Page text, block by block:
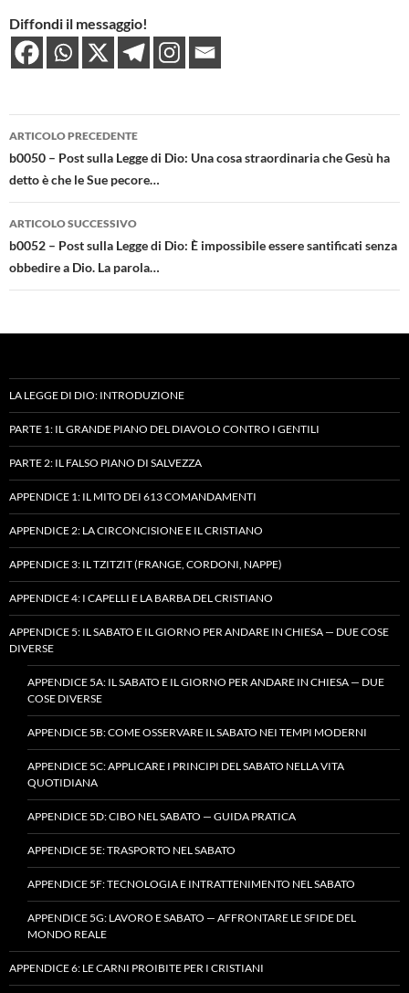
Diffondi il messaggio!
Navigazione
articolo
ARTICOLO PRECEDENTE
b0050 – Post sulla Legge di Dio: Una cosa straordinaria che Gesù ha
detto è che le Sue pecore…
ARTICOLO SUCCESSIVO
b0052 – Post sulla Legge di Dio: È impossibile essere santificati senza
obbedire a Dio. La parola…
LA LEGGE DI DIO: INTRODUZIONE
PARTE 1: IL GRANDE PIANO DEL DIAVOLO CONTRO I GENTILI
PARTE 2: IL FALSO PIANO DI SALVEZZA
APPENDICE 1: IL MITO DEI 613 COMANDAMENTI
APPENDICE 2: LA CIRCONCISIONE E IL CRISTIANO
APPENDICE 3: IL TZITZIT (FRANGE, CORDONI, NAPPE)
APPENDICE 4: I CAPELLI E LA BARBA DEL CRISTIANO
APPENDICE 5: IL SABATO E IL GIORNO PER ANDARE IN CHIESA — DUE COSE
DIVERSE
APPENDICE 5A: IL SABATO E IL GIORNO PER ANDARE IN CHIESA — DUE
COSE DIVERSE
APPENDICE 5B: COME OSSERVARE IL SABATO NEI TEMPI MODERNI
APPENDICE 5C: APPLICARE I PRINCIPI DEL SABATO NELLA VITA
QUOTIDIANA
APPENDICE 5D: CIBO NEL SABATO — GUIDA PRATICA
APPENDICE 5E: TRASPORTO NEL SABATO
APPENDICE 5F: TECNOLOGIA E INTRATTENIMENTO NEL SABATO
APPENDICE 5G: LAVORO E SABATO — AFFRONTARE LE SFIDE DEL
MONDO REALE
APPENDICE 6: LE CARNI PROIBITE PER I CRISTIANI